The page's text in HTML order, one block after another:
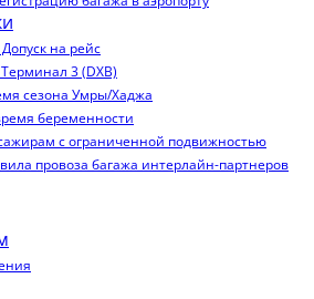
на рейс
3 (DXB)
сезона Умры/Хаджа
беременности
с ограниченной подвижностью
провоза багажа интерлайн-партнеров